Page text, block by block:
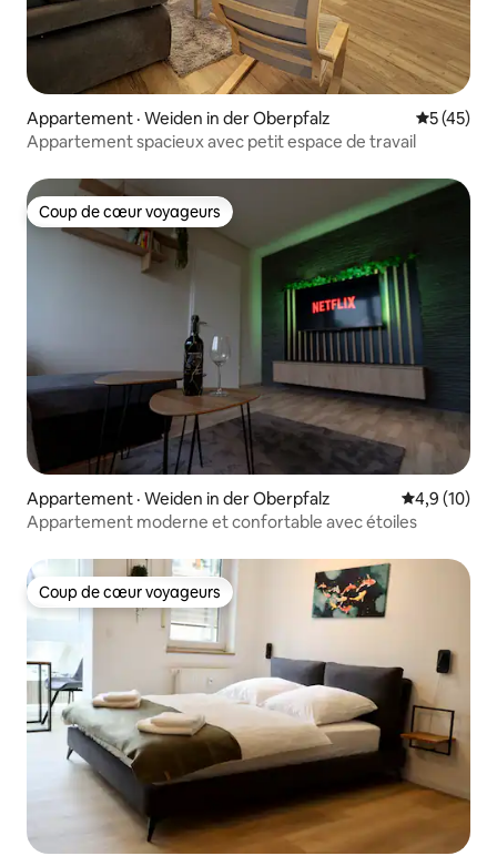
Appartement · Weiden in der Oberpfalz Note
5 (45)
Appartement spacieux avec petit espace de travail
Coup de cœur voyageurs
Coup de cœur voyageurs
Appartement · Weiden in der Oberpfalz Note
4,9 (10)
Appartement moderne et confortable avec étoiles
Coup de cœur voyageurs
Coup de cœur voyageurs